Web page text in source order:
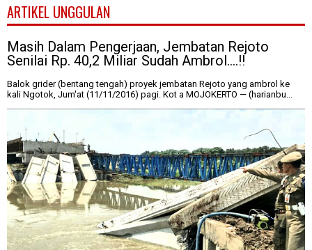
ARTIKEL UNGGULAN
Masih Dalam Pengerjaan, Jembatan Rejoto
Senilai Rp. 40,2 Miliar Sudah Ambrol....!!
Balok grider (bentang tengah) proyek jembatan Rejoto yang ambrol ke
kali Ngotok, Jum'at (11/11/2016) pagi. Kot a MOJOKERTO — (harianbu...